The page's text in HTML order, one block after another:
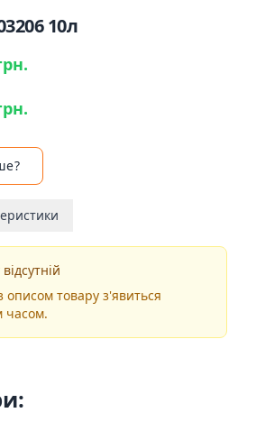
10л
описом товару з'явиться
часом.